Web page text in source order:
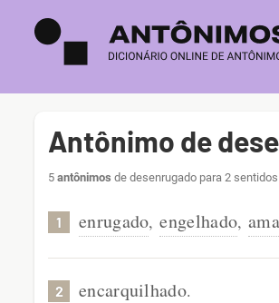
Antônimo de
5 antônimos de desenrugado para 2
1 enrugado, engelhado,
2 encarquilhado.